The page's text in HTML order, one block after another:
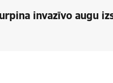
invazīvo augu